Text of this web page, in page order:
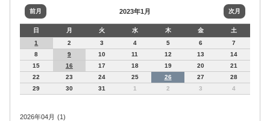
前月 2023年1月 次月
日 月 火 水 木 金
土
1
2 3 4 5 6
7
8
9 10 11 12 13
14
15
16 17 18 19 20
21
22
23 24 25 26 27
28
29
30 31 1 2 3 4
2026年04月 (1)